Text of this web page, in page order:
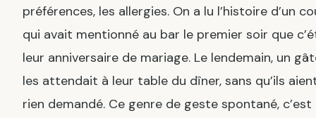
préférences, les allergies. On a lu l’histoire d’un
qui avait mentionné au bar le premier soir que
leur anniversaire de mariage. Le lendemain, un
les attendait à leur table du dîner, sans qu’ils
rien demandé. Ce genre de geste spontané, c’est